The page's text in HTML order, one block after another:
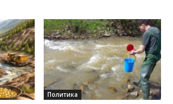
Политика